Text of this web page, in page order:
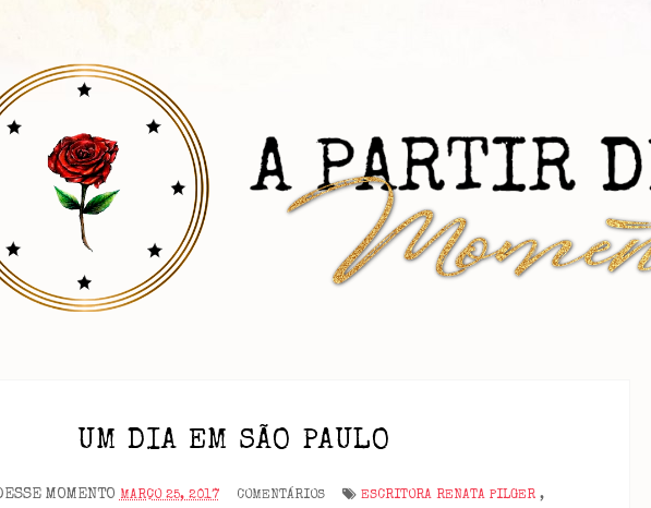
UM DIA EM SÃO PAULO
MOMENTO MARÇO 25, 2017 COMENTÁRIOS ESCRITORA RENATA PILGER,